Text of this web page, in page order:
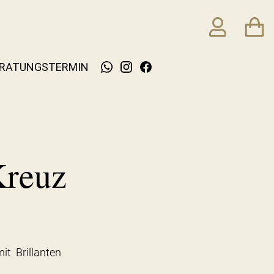
Brillanten